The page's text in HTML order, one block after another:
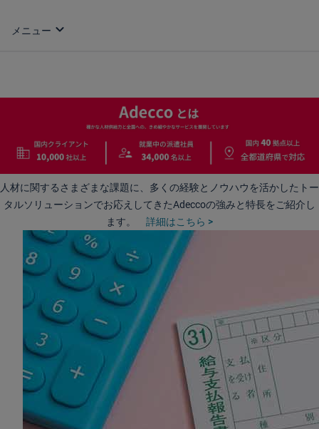
expand_more
人材に関するさまざまな課題に、多くの経験とノウハウを活かしたトー
タルソリューションでお応えしてきたAdeccoの強みと特長をご紹介し
ます。
詳細はこちら >